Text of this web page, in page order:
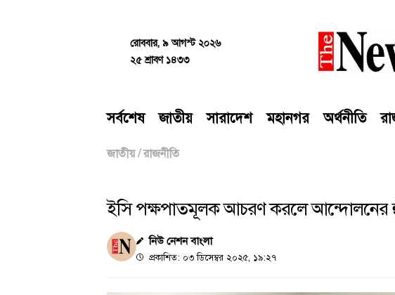
রোববার, ৯ আগস্ট ২০২৬
২৫ শ্রাবণ ১৪৩৩
সর্বশেষ জাতীয় সারাদেশ মহানগর অর্থনীতি
জাতীয় / রাজনীতি
ইসি পক্ষপাতমূলক আচরণ করলে আন্দোলনের
নিউ নেশন বাংলা
প্রকাশিত: ০৩ ডিসেম্বর ২০২৫, ১৯:২৭